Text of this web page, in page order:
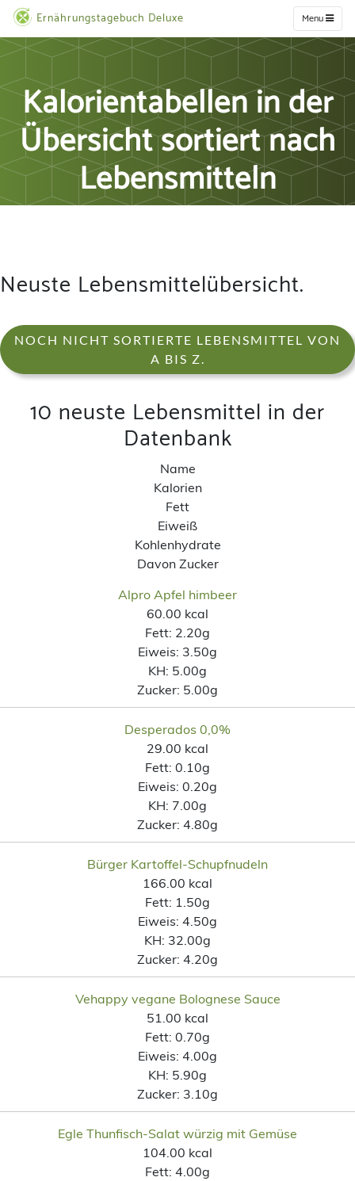
Ernährungstagebuch Deluxe Menu
Kalorientabellen in der
Übersicht sortiert nach
Lebensmitteln
Neuste Lebensmittelübersicht.
NOCH NICHT SORTIERTE LEBENSMITTEL VON
A BIS Z.
10 neuste Lebensmittel in der
Datenbank
Name
Kalorien
Fett
Eiweiß
Kohlenhydrate
Davon Zucker
Alpro Apfel himbeer
60.00 kcal
Fett: 2.20g
Eiweis: 3.50g
KH: 5.00g
Zucker: 5.00g
Desperados 0,0%
29.00 kcal
Fett: 0.10g
Eiweis: 0.20g
KH: 7.00g
Zucker: 4.80g
Bürger Kartoffel-Schupfnudeln
166.00 kcal
Fett: 1.50g
Eiweis: 4.50g
KH: 32.00g
Zucker: 4.20g
Vehappy vegane Bolognese Sauce
51.00 kcal
Fett: 0.70g
Eiweis: 4.00g
KH: 5.90g
Zucker: 3.10g
Egle Thunfisch-Salat würzig mit Gemüse
104.00 kcal
Fett: 4.00g